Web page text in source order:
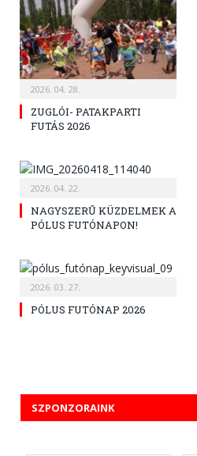
2026. 04. 28.
ZUGLÓI- PATAKPARTI
FUTÁS 2026
2026. 04. 22.
NAGYSZERŰ KÜZDELMEK A
PÓLUS FUTÓNAPON!
2026. 03. 27.
PÓLUS FUTÓNAP 2026
SZPONZORAINK